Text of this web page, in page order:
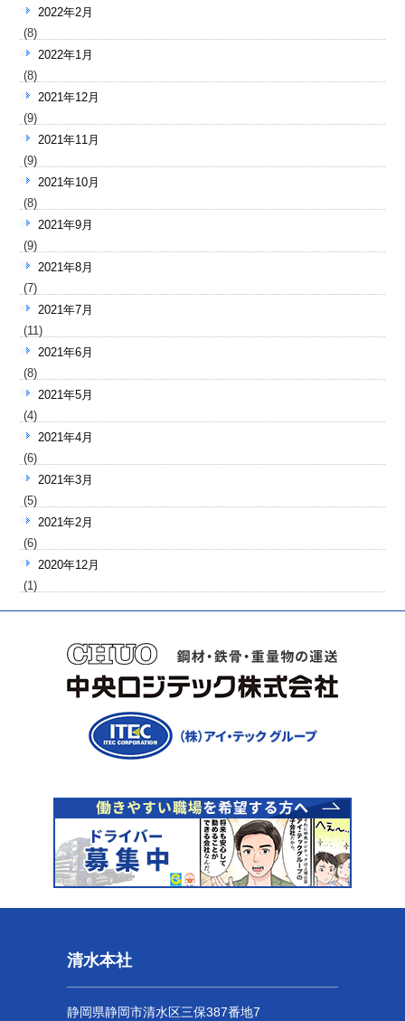
2022年2月
(8)
2022年1月
(8)
2021年12月
(9)
2021年11月
(9)
2021年10月
(8)
2021年9月
(9)
2021年8月
(7)
2021年7月
(11)
2021年6月
(8)
2021年5月
(4)
2021年4月
(6)
2021年3月
(5)
2021年2月
(6)
2020年12月
(1)
清水本社
静岡県静岡市清水区三保387番地7